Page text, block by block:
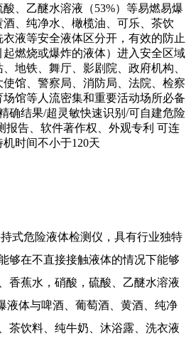
、乙醚水溶液（53%）等易燃易爆
、纯净水、橄榄油、可乐、茶饮
液等安全液体区分开，有效的防止
燃烧或爆炸的液体）进入安全区域
地铁、舞厅、影剧院、政府机构、
馆、警察局、消防局、法院、检察
馆等人流密集和重要活动场所必备
确结果/超灵敏快速识别/可自建危险
报告、软件著作权、外观专利 可连
时间不小于120天
式危险液体检测仪，具有行业独特
够在不直接接触液体的情况下能够
香蕉水，硝酸，硫酸、乙醚水溶液
液体与啤酒、葡萄酒、黄酒、纯净
茶饮料、纯牛奶、沐浴露、洗衣液